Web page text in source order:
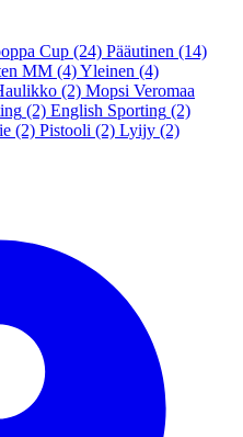
Cup (24) Pääutinen (14)
MM (4)Yleinen (4)
(2) Mopsi Veromaa
(2) English Sporting (2)
(2) Pistooli (2) Lyijy (2)